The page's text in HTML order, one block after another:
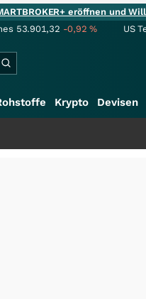
eröffnen und
53.901,32 -0,92% US
Krypto Devisen